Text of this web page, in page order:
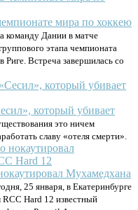
мира по хоккею
команду Дании в матче
этапа чемпионата
Встреча завершилась со
который убивает
это ничем
славу «отеля смерти».
Мухамедхана
25 января, в Екатеринбурге
Hard 12 известный